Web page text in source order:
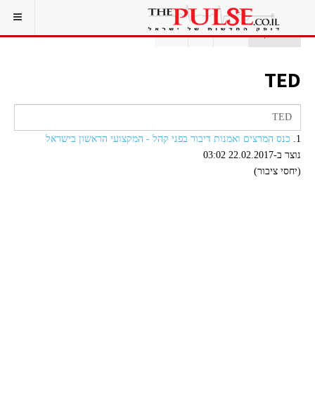
אתם כאן: ראשי תג TED
TED
1.
כנס המרצים ואמנות דיבור בפני קהל - המקצועי הראשון בישראל
נוצר ב-22.02.2017 03:02
(יחסי ציבור)